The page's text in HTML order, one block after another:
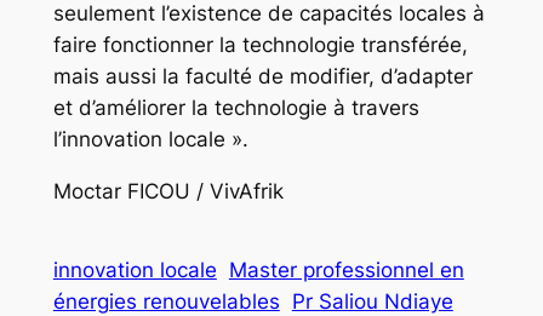
seulement l’existence de capacités locales à
faire fonctionner la technologie transférée,
mais aussi la faculté de modifier, d’adapter
et d’améliorer la technologie à travers
l’innovation locale ».
Moctar FICOU / VivAfrik
innovation locale Master professionnel en
énergies renouvelables Pr Saliou Ndiaye